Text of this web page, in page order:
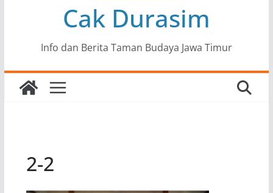
Cak Durasim
Info dan Berita Taman Budaya Jawa Timur
2-2